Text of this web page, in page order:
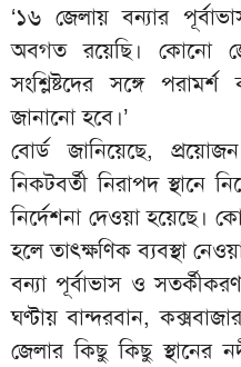
‘১৬ জেলায় বন্যার
অবগত রয়েছি। কোনো
সংশ্লিষ্টদের সঙ্গে
জানানো হবে।’
বোর্ড জানিয়েছে, প্রয়োজন
নিকটবর্তী নিরাপদ স্থানে
নির্দেশনা দেওয়া হয়েছে।
হলে তাৎক্ষণিক ব্যবস্থা
বন্যা পূর্বাভাস ও
ঘণ্টায় বান্দরবান,
জেলার কিছু কিছু স্থানের